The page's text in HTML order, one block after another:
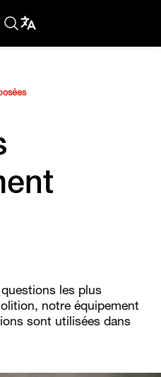
questions les plus
notre équipement
sont utilisées dans